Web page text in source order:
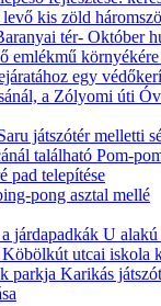
kis zöld
tér- Október
emlékmű
egy
a Zólyomi úti
játszótér melletti
található Pom-
pad telepítése
pong asztal mellé
járdapadkák U
utcai iskola
Karikás